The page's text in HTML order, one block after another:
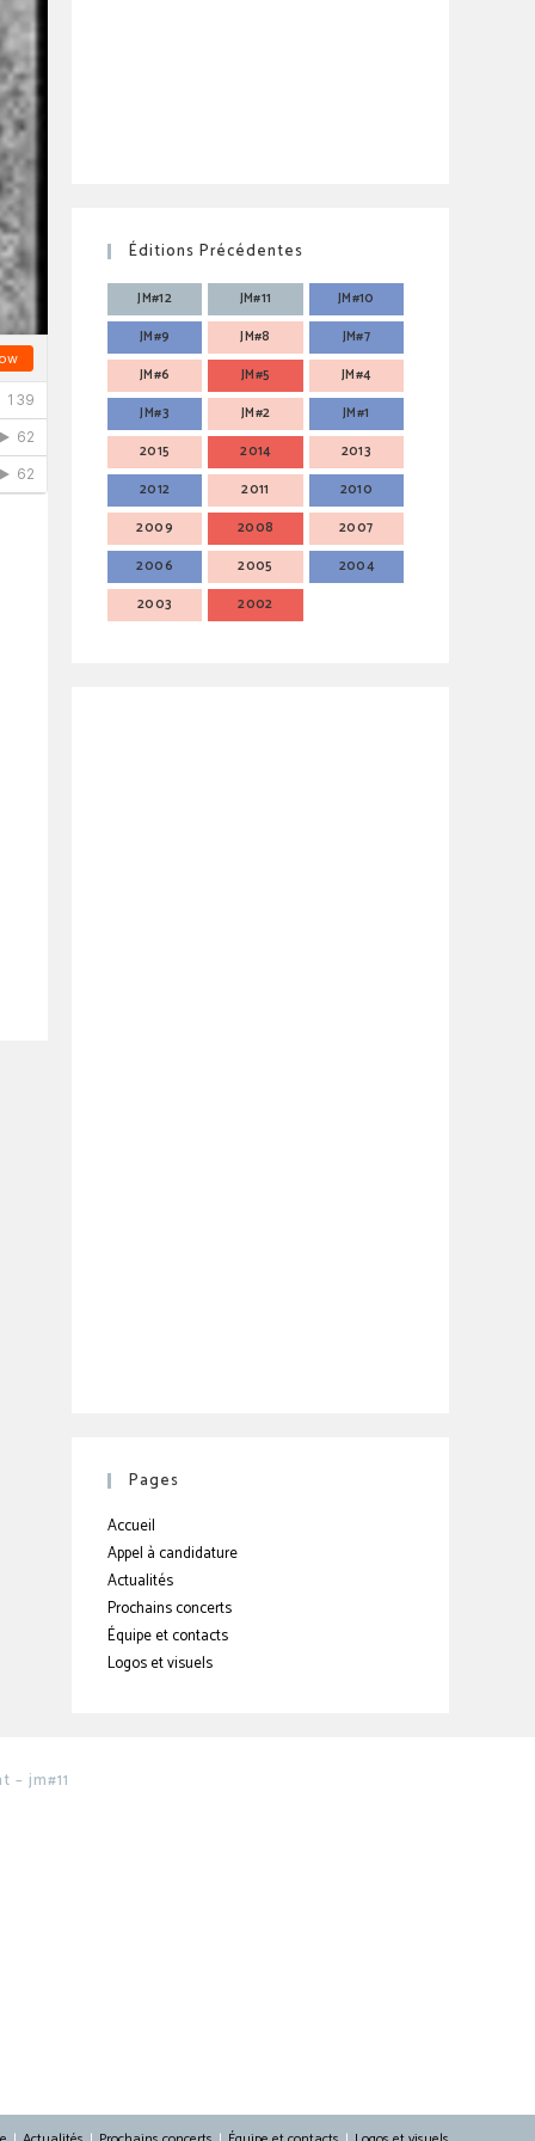
Éditions Précédentes
JM#12 JM#11
JM#10
JM#9
JM#8
JM#7
JM#6
JM#5
JM#4
JM#3
JM#2
JM#1
2015
2014
2013
2012
2011
2010
2009
2008
2007
2006
2005
2004
2003
2002
Pages
Accueil
Appel à candidature
Actualités
Prochains concerts
Équipe et contacts
Logos et visuels
jm#11